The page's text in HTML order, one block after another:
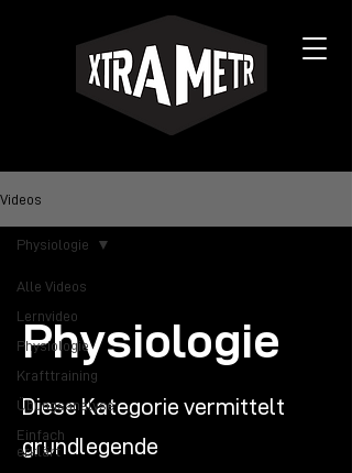
Videos
Alle Videos
Lernvideo
Physiologie
Krafttraining
Übungsanalyse
Einfach
erklärt
Physiologie
Physiologie
Diese Kategorie vermittelt
grundlegende